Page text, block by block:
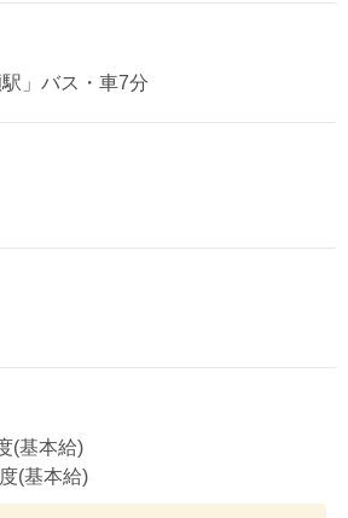
」バス・車7分
(基本給)
(基本給)